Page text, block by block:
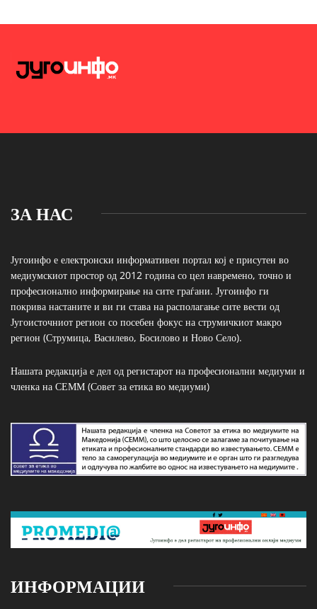
ЗА НАС
Југоинфо е електронски информативен портал кој е присутен во
медиумскиот простор од 2012 година со цел навремено, точно и
професионално информирање на сите граѓани. Југоинфо ги
покрива настаните и ви ги става на располагање сите вести од
Југоисточниот регион со посебен фокус на струмичкиот макро
регион (Струмица, Василево, Босилово и Ново Село).
Нашата редакција е дел од регистарот на професионални медиуми и
членка на СЕММ (Совет за етика во медиуми)
ИНФОРМАЦИИ